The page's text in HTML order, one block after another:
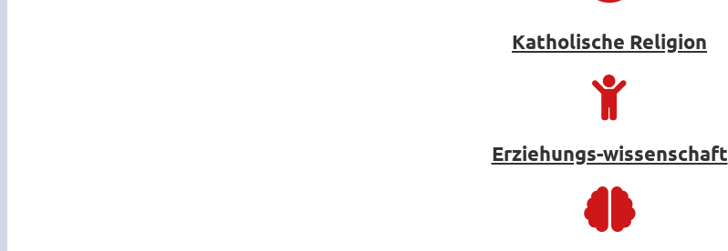
Katholische Religion
Erziehungs-wissenschaft